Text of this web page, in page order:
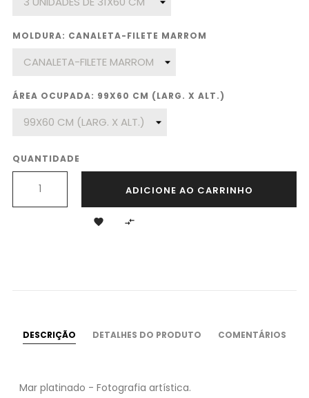
MOLDURA: CANALETA-FILETE MARROM
ÁREA OCUPADA: 99X60 CM (LARG. X ALT.)
QUANTIDADE
ADICIONE AO CARRINHO
 
DESCRIÇÃO DETALHES DO PRODUTO COMENTÁRIOS
Mar platinado - Fotografia artística.